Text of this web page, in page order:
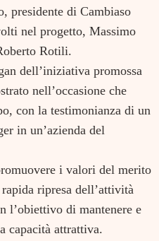
presidente di Cambiaso
nel progetto, Massimo
Rotili.
dell’iniziativa promossa
nell’occasione che
con la testimonianza di un
in un’azienda del
i valori del merito
ripresa dell’attività
l’obiettivo di mantenere e
capacità attrattiva.